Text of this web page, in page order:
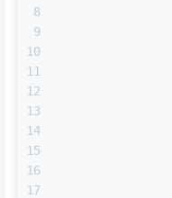
8
9
10
11
12
13
14
15
16
17